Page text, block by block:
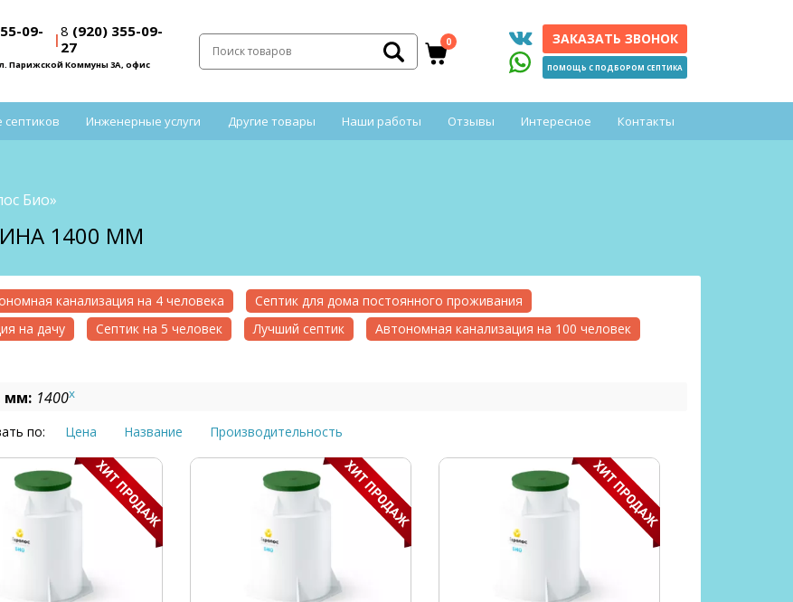
09-
|8 (920) 355-09-
27
Парижской Коммуны 3А, офис
0 ЗАКАЗАТЬ ЗВОНОК
ПОМОЩЬ С ПОДБОРОМ СЕПТИКА
септиков Инженерные услуги Другие товары Наши работы Отзывы Интересное Контакты
Био»
1400 ММ
канализация на 4 человека
Септик для дома постоянного проживания
на дачу Септик на 5 человек Лучший септик
Автономная канализация на 100 человек
мм: 1400x
по: Цена Название Производительность